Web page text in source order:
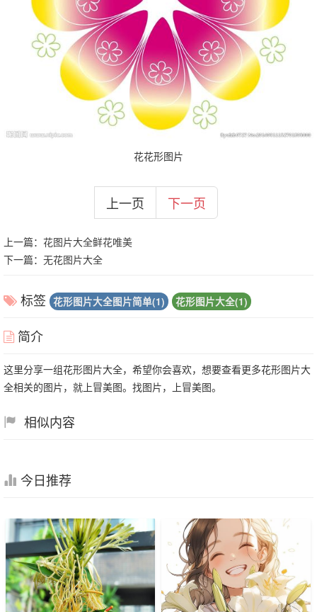
花花形图片
上一页 下一页
上一篇： 花图片大全鲜花唯美
下一篇： 无花图片大全
标签 花形图片大全图片简单(1) 花形图片大全(1)
简介
这里分享一组花形图片大全，希望你会喜欢，想要查看更多花形图片大
全相关的图片，就上冒美图。找图片，上冒美图。
相似内容
今日推荐